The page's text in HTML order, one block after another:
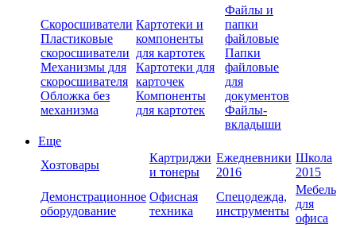
Скоросшиватели
Пластиковые
скоросшиватели
Механизмы для
скоросшивателя
Обложка без
механизма
Картотеки и
компоненты
для картотек
Картотеки для
карточек
Компоненты
для картотек
Файлы и
папки
файловые
Папки
файловые
для
документов
Файлы-
вкладыши
Еще
Хозтовары
Картриджи
и тонеры
Ежедневники
2016
Школа
2015
Демонстрационное
оборудование
Офисная
техника
Спецодежда,
инструменты
Мебель
для
офиса